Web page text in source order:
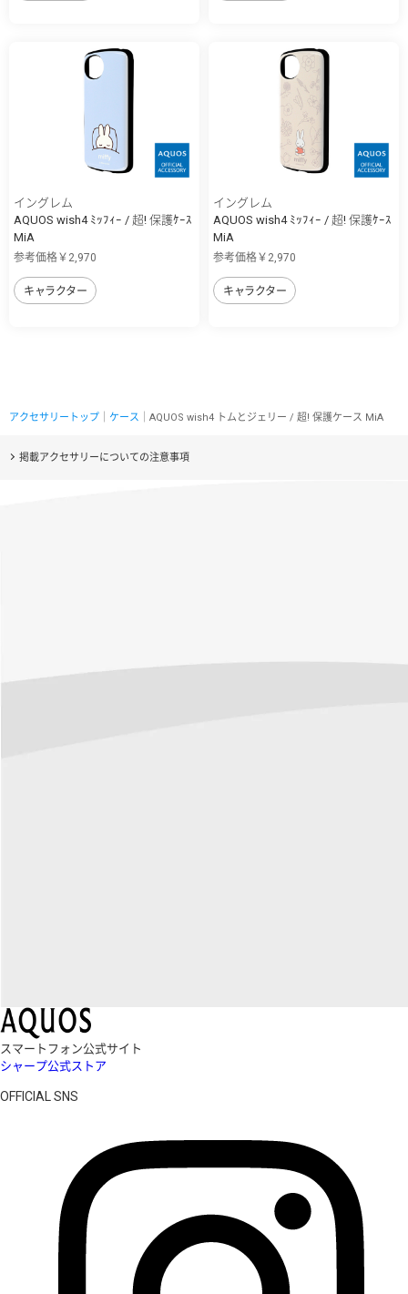
イングレム
AQUOS wish4 ﾐｯﾌｨｰ / 超! 保護ｹｰｽ
MiA
参考価格￥2,970
キャラクター
イングレム
AQUOS wish4 ﾐｯﾌｨｰ / 超! 保護ｹｰｽ
MiA
参考価格￥2,970
キャラクター
アクセサリートップ ケース ｜AQUOS wish4 トムとジェリー / 超! 保護ケース MiA
掲載アクセサリーについての注意事項
スマートフォン公式サイト
シャープ公式ストア
OFFICIAL SNS